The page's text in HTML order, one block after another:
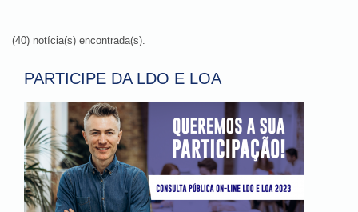
(40) notícia(s) encontrada(s).
PARTICIPE DA LDO E LOA